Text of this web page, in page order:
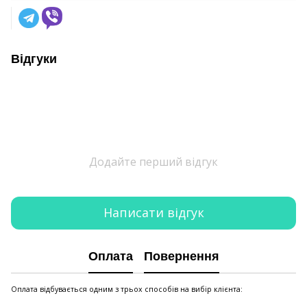
Відгуки
Додайте перший відгук
Написати відгук
Оплата Повернення
Оплата відбувається одним з трьох способів на вибір клієнта: